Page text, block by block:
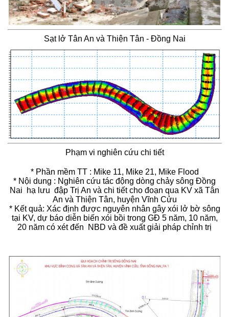
Sạt lở Tân An và Thiện Tân - Đồng Nai
Phạm vi nghiên cứu chi tiết
* Phần mềm TT : Mike 11, Mike 21, Mike Flood
* Nội dung : Nghiên cứu tác động dòng chảy sông Đồng
Nai hạ lưu đập Trị An và chi tiết cho đoạn qua KV xã Tân
An và Thiện Tân, huyện Vĩnh Cửu
* Kết quả: Xác định được nguyên nhân gây xói lở bờ sông
tại KV, dự báo diễn biến xói bồi trong GĐ 5 năm, 10 năm,
20 năm có xét đến NBD và đề xuất giải pháp chỉnh trị